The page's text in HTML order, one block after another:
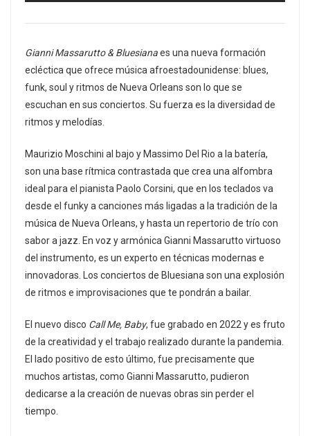
Gianni Massarutto & Bluesianaes una nueva formación
ecléctica que ofrece música afroestadounidense: blues,
funk, soul y ritmos de Nueva Orleans son lo que se
escuchan en sus conciertos. Su fuerza es la diversidad de
ritmos y melodías.
Maurizio Moschini al bajo y Massimo Del Rio a la batería,
son una base rítmica contrastada que crea una alfombra
ideal para el pianista Paolo Corsini, que en los teclados va
desde el funky a canciones más ligadas a la tradición de la
música de Nueva Orleans, y hasta un repertorio de trío con
sabor a jazz. En voz y armónica Gianni Massarutto virtuoso
del instrumento, es un experto en técnicas modernas e
innovadoras. Los conciertos de Bluesiana son una explosión
de ritmos e improvisaciones que te pondrán a bailar.
El nuevo disco Call Me, Baby, fue grabado en 2022 y es fruto
de la creatividad y el trabajo realizado durante la pandemia.
El lado positivo de esto último, fue precisamente que
muchos artistas, como Gianni Massarutto, pudieron
dedicarse a la creación de nuevas obras sin perder el
tiempo.